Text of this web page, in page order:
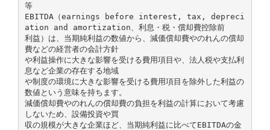
等
EBITDA（earnings before interest, tax, depreci
ation and amortization、利息・税・償却費控除前
利益）は、当期純利益の数値から、減価償却費やのれんの償却
費などの経営者の会計方針
や利益操作に大きな影響を受ける費用項目や、法人税や支払利
息など企業の存在する地域
や制度の環境に大きな影響を受ける費用項目を除外した利益の
数値という意味を持ちます。
減価償却費やのれんの償却費の負担を利益の計算において考慮
しないため、設備投資や買
収の規模が大きな企業ほど、当期純利益に比べてEBITDAの金